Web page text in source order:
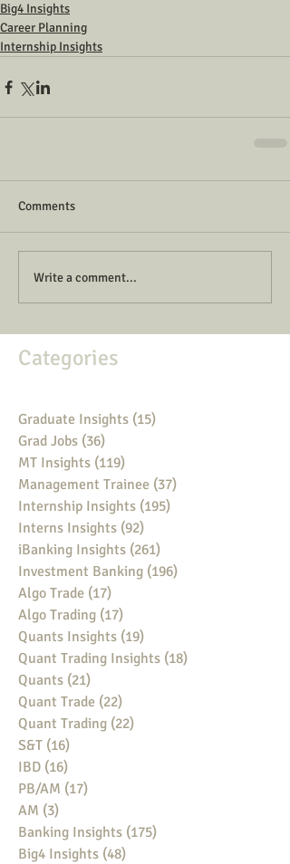
Big4 Insights
Career Planning
Internship Insights
Comments
Write a comment...
Categories
Graduate Insights (15)
Grad Jobs (36)
MT Insights (119)
Management Trainee (37)
Internship Insights (195)
Interns Insights (92)
iBanking Insights (261)
Investment Banking (196)
Algo Trade (17)
Algo Trading (17)
Quants Insights (19)
Quant Trading Insights (18)
Quants (21)
Quant Trade (22)
Quant Trading (22)
S&T (16)
IBD (16)
PB/AM (17)
AM (3)
Banking Insights (175)
Big4 Insights (48)